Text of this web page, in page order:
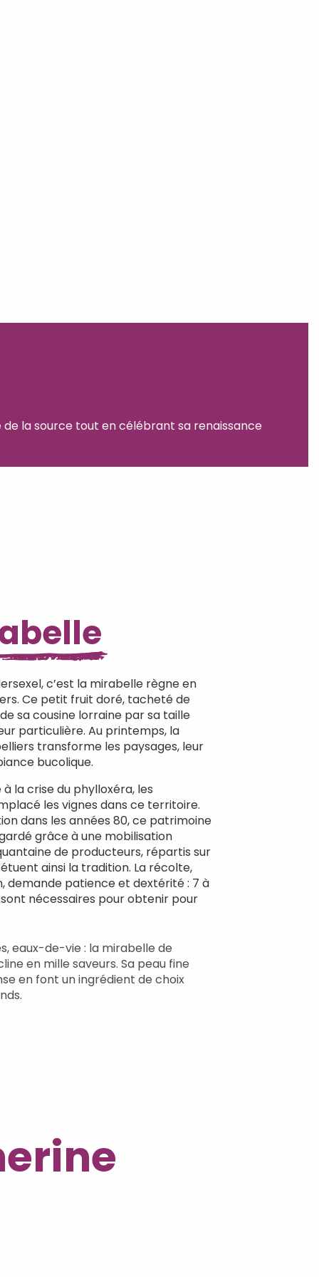
la source tout en célébrant sa renaissance
c’est la mirabelle règne en
Ce petit fruit doré, tacheté de
sa cousine lorraine par sa taille
particulière. Au printemps, la
transforme les paysages, leur
bucolique.
à la crise du phylloxéra, les
les vignes dans ce territoire.
dans les années 80, ce patrimoine
grâce à une mobilisation
de producteurs, répartis sur
ainsi la tradition. La récolte,
demande patience et dextérité : 7 à
nécessaires pour obtenir pour
eaux-de-vie : la mirabelle de
en mille saveurs. Sa peau fine
en font un ingrédient de choix